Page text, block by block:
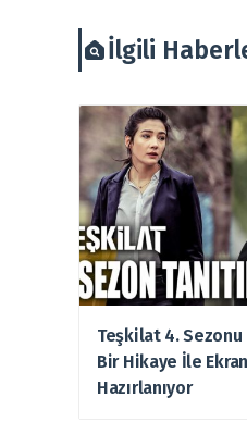
İlgili
Teşkilat 4. Sezonu
Bir Hikaye İle
Hazırlanıyor